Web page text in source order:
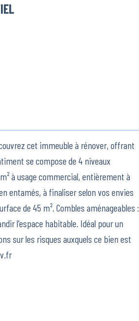
cet immeuble à rénover, offrant
se compose de 4 niveaux
à usage commercial, entièrement à
entamés, à finaliser selon vos envies
de 45 m². Combles aménageables :
l'espace habitable. Idéal pour un
sur les risques auxquels ce bien est